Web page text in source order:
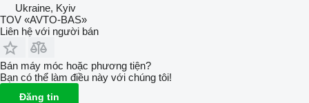
Ukraine, Kyiv
TOV «AVTO-BAS»
Liên hệ với người bán
Bán máy móc hoặc phương tiện?
Bạn có thể làm điều này với chúng tôi!
Đăng tin